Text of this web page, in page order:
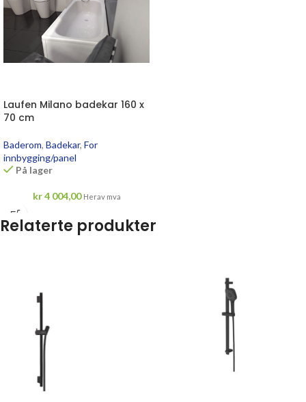
Laufen Milano badekar 160 x
70 cm
Baderom, Badekar, For
innbygging/panel
På lager
kr4 004,00 Herav mva
Relaterte produkter